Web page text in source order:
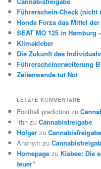
Führerschein-Check (nicht
Honda Forza das Mittel der
SEAT MO 125 in
Klimakleber
Die Zukunft des
Führerscheinerweiterung
Zeitenwende tut Not
LETZTE KOMMENTARE
Football prediction zu
-thh zuCannabisfreigabe
Holger zuCannabisfreigabe
Anonym zu
Homepage zu Kisbee: Die
teuer“